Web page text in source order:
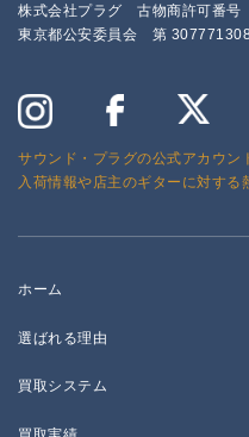
株式会社プラグ 古物商許可番号
東京都公安委員会 第
サウンド・プラグの公式アカウン
入荷情報や店主のギターに対する
ホーム
選ばれる理由
買取システム